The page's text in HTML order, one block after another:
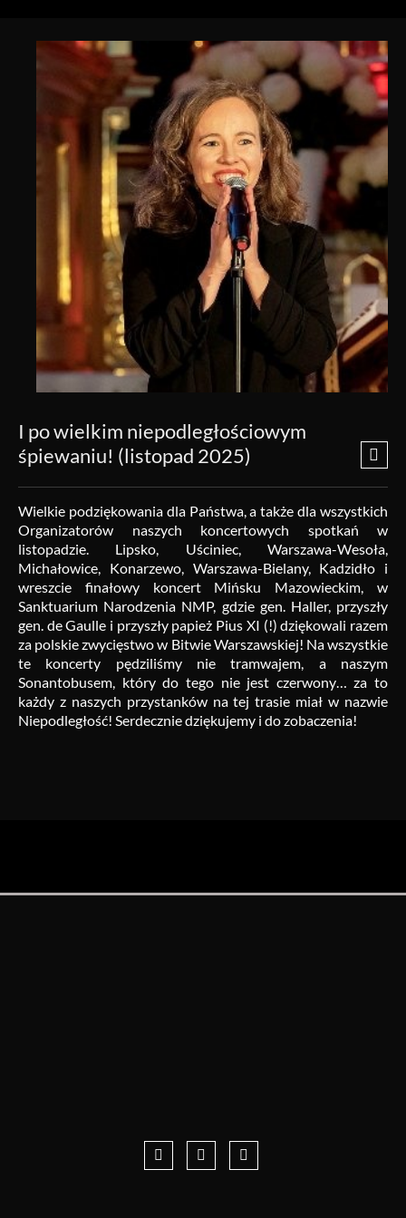
I po wielkim niepodległościowym
śpiewaniu! (listopad 2025)
Wielkie podziękowania dla Państwa, a także dla wszystkich
Organizatorów naszych koncertowych spotkań w
listopadzie. Lipsko, Uściniec, Warszawa-Wesoła,
Michałowice, Konarzewo, Warszawa-Bielany, Kadzidło i
wreszcie finałowy koncert Mińsku Mazowieckim, w
Sanktuarium Narodzenia NMP, gdzie gen. Haller, przyszły
gen. de Gaulle i przyszły papież Pius XI (!) dziękowali razem
za polskie zwycięstwo w Bitwie Warszawskiej! Na wszystkie
te koncerty pędziliśmy nie tramwajem, a naszym
Sonantobusem, który do tego nie jest czerwony… za to
każdy z naszych przystanków na tej trasie miał w nazwie
Niepodległość! Serdecznie dziękujemy i do zobaczenia!